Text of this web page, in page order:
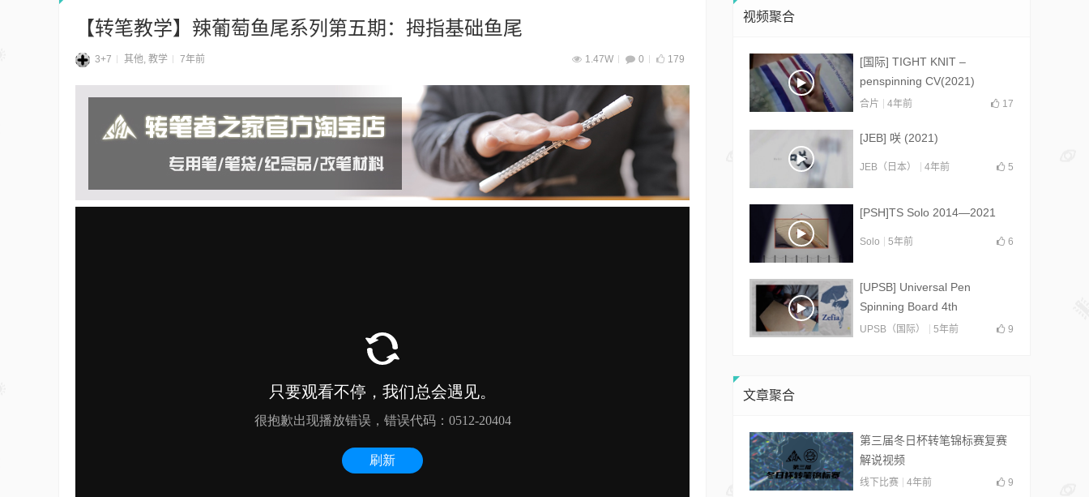
【转笔教学】辣葡萄鱼尾系列第五期：拇指基础鱼尾
3+7 其他, 教学 7年前 1.47W 0 179
视频聚合
[国际] TIGHT KNIT –
penspinning CV(2021)
合片 4年前 17
[JEB] 咲 (2021)
JEB（日本） 4年前 5
[PSH]TS Solo 2014—2021
Solo 5年前 6
[UPSB] Universal Pen
Spinning Board 4th
Collab(2021)
UPSB（国际） 5年前 9
文章聚合
第三届冬日杯转笔锦标赛复赛
解说视频
线下比赛 4年前 9